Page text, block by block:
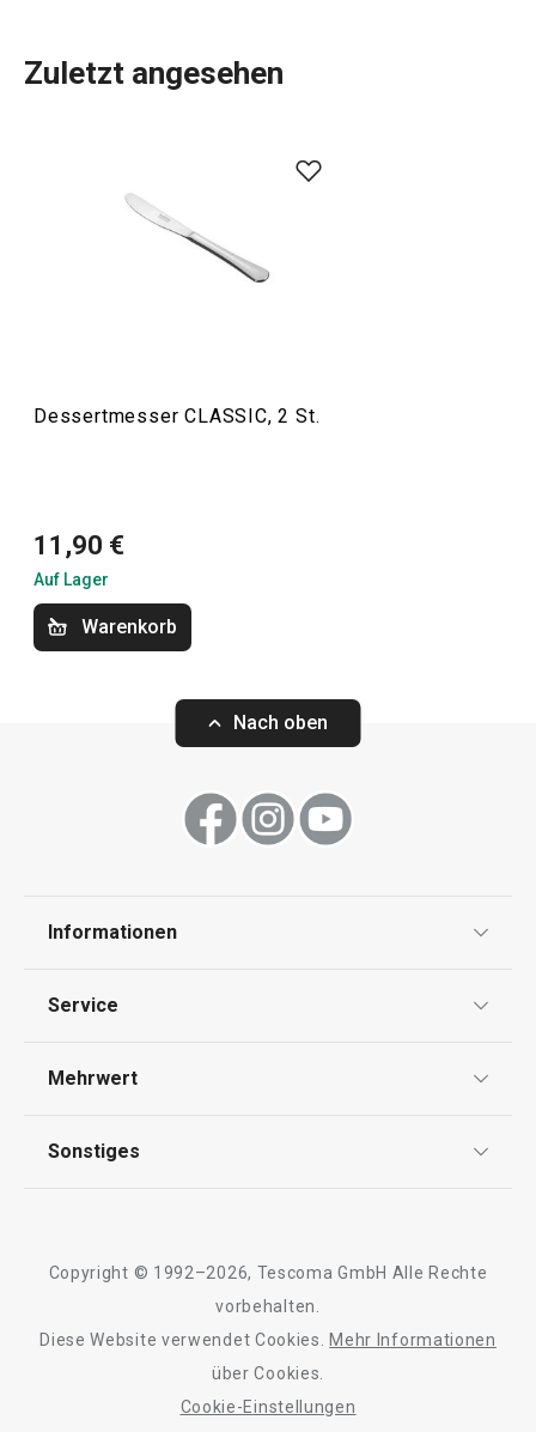
es sich um Produkte im klassischen Design für den
täglichen Gebrauch handelt. Zum Beispiel
Spezialbesteck undGewürzbehälter
ist aus hochwertigem Edelstahl gefertigt und wird mit
Limonade-Löffel CLASSIC, 3 St.
Auf Lager
Zuletzt angesehen
Dessertmesser CLASSIC, 2 St.
11,90 €
Auf Lager
Warenkorb
Nach oben
Informationen
Impressum
Service
Kontaktformular
Mehrwert
Qualität
Sonstiges
Barrierefreiheit
Copyright © 1992–2026, Tescoma GmbH Alle Rechte
vorbehalten.
Diese Website verwendet Cookies.
Mehr Informationen
über Cookies.
Cookie-Einstellungen